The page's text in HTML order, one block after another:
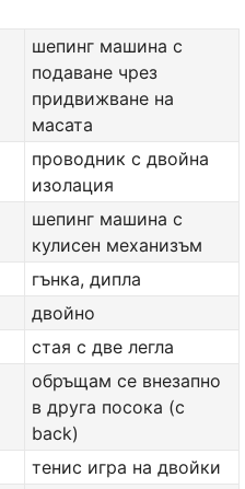
шепинг машина с
подаване чрез
придвижване на
масата
проводник с двойна
изолация
шепинг машина с
кулисен механизъм
гънка, дипла
двойно
стая с две легла
обръщам cе внезапно
в друга посока (с
back)
тенис игра на двойки